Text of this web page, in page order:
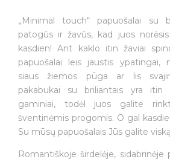
„Minimal touch“ papuošalai su
patogūs ir žavūs, kad juos
kasdien! Ant kaklo itin žaviai
papuošalai leis jaustis ypatingai,
siaus žiemos pūga ar lis
pakabukai su briliantais yra itin
gaminiai, todėl juos galite
šventinėmis progomis. O gal
Su mūsų papuošalais Jūs galite
Romantiškoje širdelėje, sidabrinėje